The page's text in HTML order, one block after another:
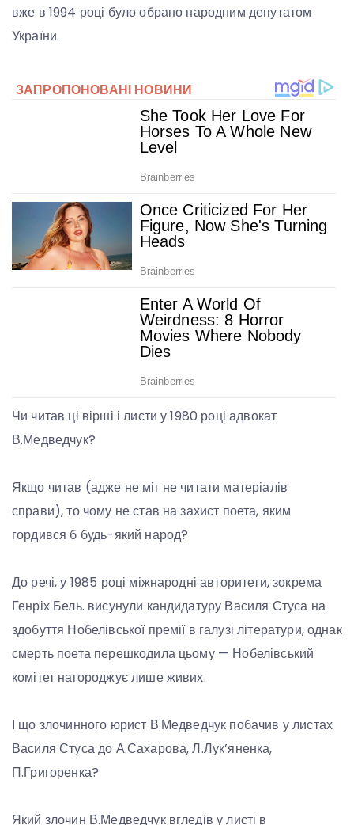
вже в 1994 році було обрано народним депутатом
України.
Чи читав ці вірші і листи у 1980 році адвокат
В.Медведчук?
Якщо читав (адже не міг не читати матеріалів
справи), то чому не став на захист поета, яким
гордився б будь-який народ?
До речі, у 1985 році міжнародні авторитети, зокрема
Генріх Бель. висунули кандидатуру Василя Стуса на
здобуття Нобелівської премії в галузі літератури, однак
смерть поета перешкодила цьому — Нобелівський
комітет нагороджує лише живих.
І що злочинного юрист В.Медведчук побачив у листах
Василя Стуса до А.Сахарова, Л.Лук’яненка,
П.Григоренка?
Який злочин В.Медведчук вгледів у листі в